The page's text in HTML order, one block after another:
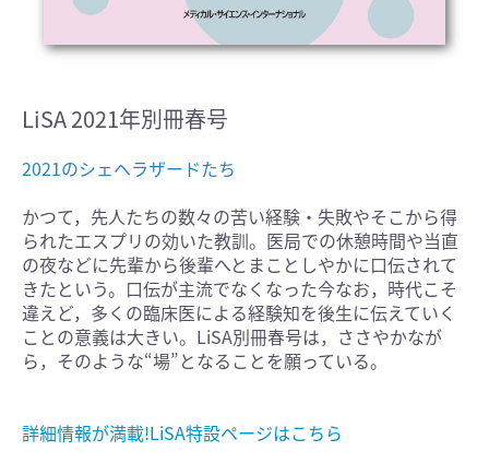
LiSA 2021年別冊春号
2021のシェヘラザードたち
かつて，先人たちの数々の苦い経験・失敗やそこから得
られたエスプリの効いた教訓。医局での休憩時間や当直
の夜などに先輩から後輩へとまことしやかに口伝されて
きたという。口伝が主流でなくなった今なお，時代こそ
違えど，多くの臨床医による経験知を後生に伝えていく
ことの意義は大きい。LiSA別冊春号は，ささやかなが
ら，そのような“場”となることを願っている。
詳細情報が満載!LiSA特設ページはこちら